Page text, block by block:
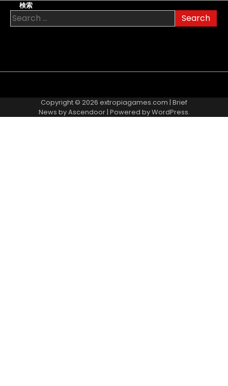
検索
Search
for:
Us
Us
Policy
Policy
and
Conditions
Copyright © 2026 extropiagames.com | Brief
News byAscendoor| Powered byWordPress.